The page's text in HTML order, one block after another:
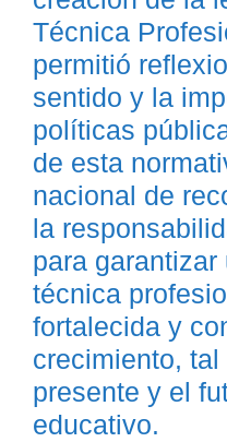
Técnica
permitió
sentido y la
políticas
de esta
nacional de
la
para
técnica
fortalecida y
crecimiento,
presente y el
educativo.